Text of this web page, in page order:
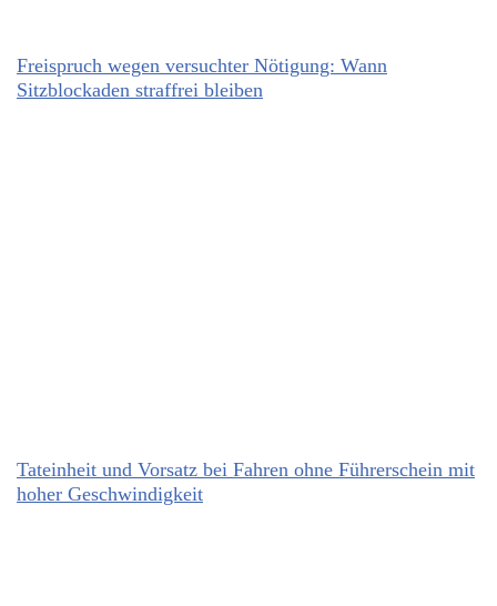
Freispruch wegen versuchter Nötigung: Wann
Sitzblockaden straffrei bleiben
Tateinheit und Vorsatz bei Fahren ohne Führerschein mit
hoher Geschwindigkeit